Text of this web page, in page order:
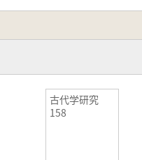
古代学研究
158